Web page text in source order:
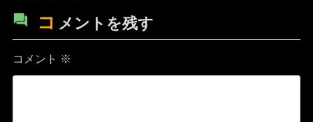
コ メントを残す
コメント ※